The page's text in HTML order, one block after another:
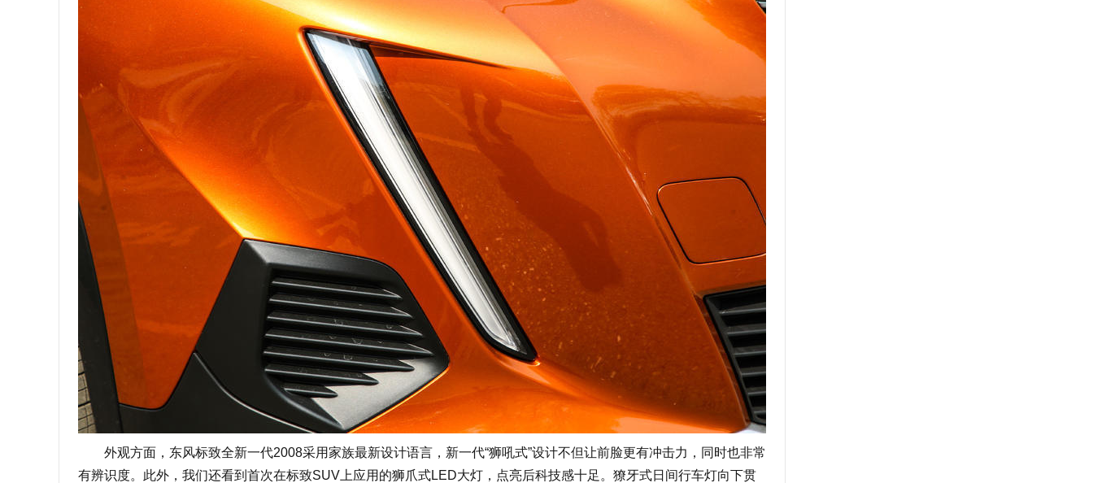
外观方面，东风标致全新一代2008采用家族最新设计语言，新一代“狮吼式”设计不但让前脸更有冲击力，同时也非常
有辨识度。此外，我们还看到首次在标致SUV上应用的狮爪式LED大灯，点亮后科技感十足。獠牙式日间行车灯向下贯